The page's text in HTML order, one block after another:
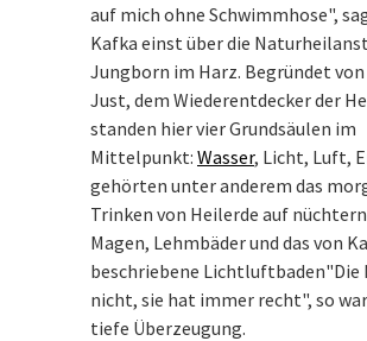
auf mich ohne Schwimmhose",
Kafka einst über die
Jungborn im Harz. Begründet
Just, dem Wiederentdecker der
standen hier vier Grundsäulen im
Mittelpunkt: Wasser, Licht, Luft,
gehörten unter anderem das
Trinken von Heilerde auf
Magen, Lehmbäder und das von
beschriebene
nicht, sie hat immer recht", so
tiefe Überzeugung.